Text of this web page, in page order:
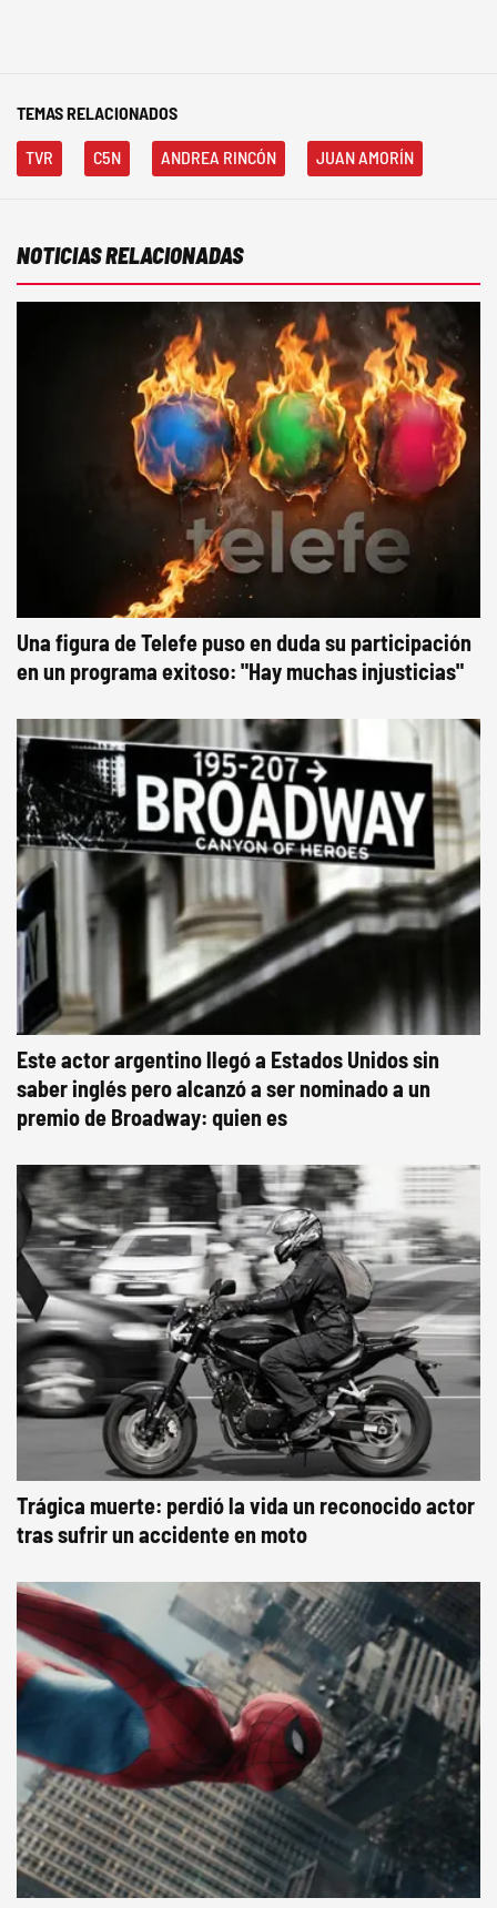
TEMAS RELACIONADOS
TVR C5N ANDREA RINCÓN JUAN AMORÍN
NOTICIAS RELACIONADAS
Una figura de Telefe puso en duda su participación
en un programa exitoso: "Hay muchas injusticias"
Este actor argentino llegó a Estados Unidos sin
saber inglés pero alcanzó a ser nominado a un
premio de Broadway: quien es
Trágica muerte: perdió la vida un reconocido actor
tras sufrir un accidente en moto